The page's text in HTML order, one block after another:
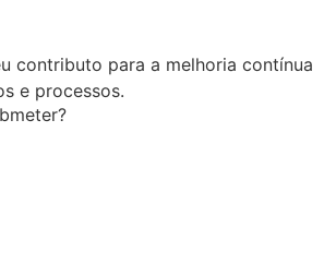
contributo para a melhoria contínua
e processos.